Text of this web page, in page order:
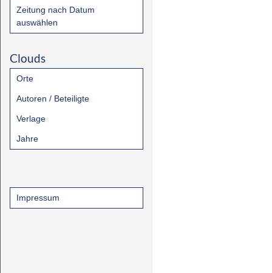
Zeitung nach Datum
auswählen
Clouds
Orte
Autoren / Beteiligte
Verlage
Jahre
Impressum